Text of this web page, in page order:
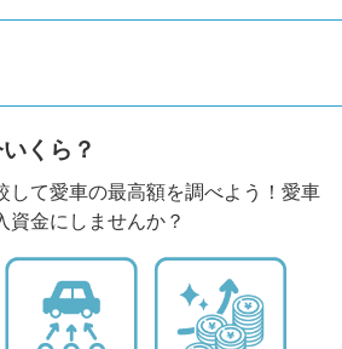
くら？
して愛車の最高額を調べよう！愛車
資金にしませんか？